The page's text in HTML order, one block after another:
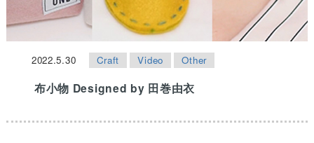
2022.5.30 Craft Video Other
布小物 Designed by 田巻由衣